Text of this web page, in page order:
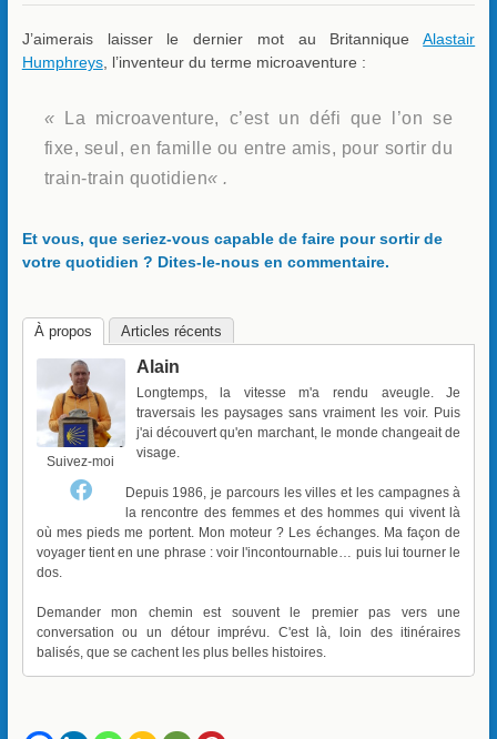
J’aimerais laisser le dernier mot au BritanniqueAlastair
Humphreys, l’inventeur du terme microaventure :
«
La microaventure, c’est un défi que l’on se
fixe, seul, en famille ou entre amis, pour sortir du
train-train quotidien« .
Et vous, que seriez-vous capable de faire pour sortir de
votre quotidien ? Dites-le-nous en commentaire.
À propos Articles récents
Suivez-moi
Alain
Longtemps, la vitesse m'a rendu aveugle. Je
traversais les paysages sans vraiment les voir. Puis
j'ai découvert qu'en marchant, le monde changeait de
visage.
Depuis 1986, je parcours les villes et les campagnes à
la rencontre des femmes et des hommes qui vivent là
où mes pieds me portent. Mon moteur ? Les échanges. Ma façon de
voyager tient en une phrase : voir l'incontournable… puis lui tourner le
dos.
Demander mon chemin est souvent le premier pas vers une
conversation ou un détour imprévu. C'est là, loin des itinéraires
balisés, que se cachent les plus belles histoires.